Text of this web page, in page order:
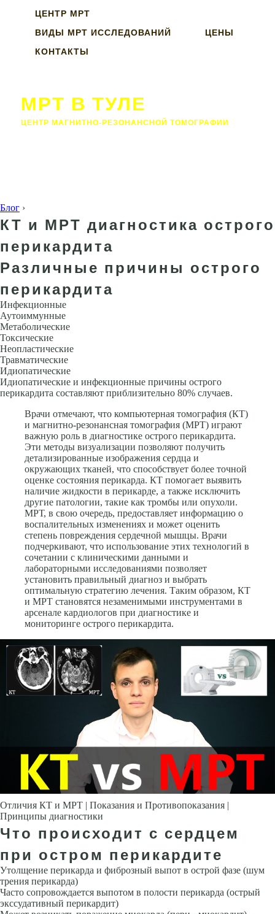
ЦЕНТР МРТ
ВИДЫ МРТ ИССЛЕДОВАНИЙ
ЦЕНЫ
КОНТАКТЫ
МРТ В ТУЛЕ
ЦЕНТР МАГНИТНО-РЕЗОНАНСНОЙ ТОМОГРАФИИ
Блог ›
КТ и МРТ диагностика острого
перикардита
Различные причины острого
перикардита
Инфекционные
Аутоиммунные
Метаболические
Токсические
Неопластические
Травматические
Идиопатические
Идиопатические и инфекционные причины острого
перикардита составляют приблизительно 80% случаев.
Врачи отмечают, что компьютерная томография (КТ)
и магнитно-резонансная томография (МРТ) играют
важную роль в диагностике острого перикардита.
Эти методы визуализации позволяют получить
детализированные изображения сердца и
окружающих тканей, что способствует более точной
оценке состояния перикарда. КТ помогает выявить
наличие жидкости в перикарде, а также исключить
другие патологии, такие как тромбы или опухоли.
МРТ, в свою очередь, предоставляет информацию о
воспалительных изменениях и может оценить
степень повреждения сердечной мышцы. Врачи
подчеркивают, что использование этих технологий в
сочетании с клиническими данными и
лабораторными исследованиями позволяет
установить правильный диагноз и выбрать
оптимальную стратегию лечения. Таким образом, КТ
и МРТ становятся незаменимыми инструментами в
арсенале кардиологов при диагностике и
мониторинге острого перикардита.
Отличия КТ и МРТ | Показания и Противопоказания |
Принципы диагностики
Что происходит с сердцем
при остром перикардите
Утолщение перикарда и фиброзный выпот в острой фазе (шум
трения перикарда)
Часто сопровождается выпотом в полости перикарда (острый
экссудативный перикардит)